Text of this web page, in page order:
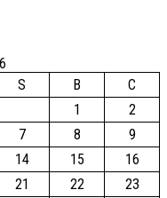
S B
C
1
2
7 8
9
14 15
16
21 22
23